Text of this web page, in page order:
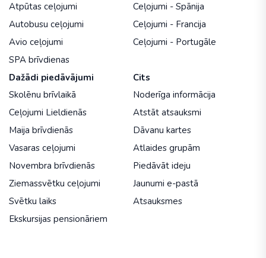
Atpūtas ceļojumi
Autobusu ceļojumi
Avio ceļojumi
SPA brīvdienas
Ceļojumi - Spānija
Ceļojumi - Francija
Ceļojumi - Portugāle
Dažādi piedāvājumi
Skolēnu brīvlaikā
Ceļojumi Lieldienās
Maija brīvdienās
Vasaras ceļojumi
Novembra brīvdienās
Ziemassvētku ceļojumi
Svētku laiks
Ekskursijas pensionāriem
Cits
Noderīga informācija
Atstāt atsauksmi
Dāvanu kartes
Atlaides grupām
Piedāvāt ideju
Jaunumi e-pastā
Atsauksmes